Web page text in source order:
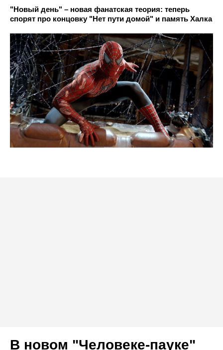
"Новый день" – новая фанатская теория: теперь
спорят про концовку "Нет пути домой" и память Халка
В новом "Человеке-пауке"